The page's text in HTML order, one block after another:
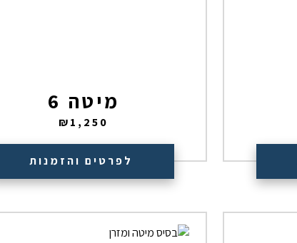
מיטה 6
₪1,250
לפרטים והזמנות